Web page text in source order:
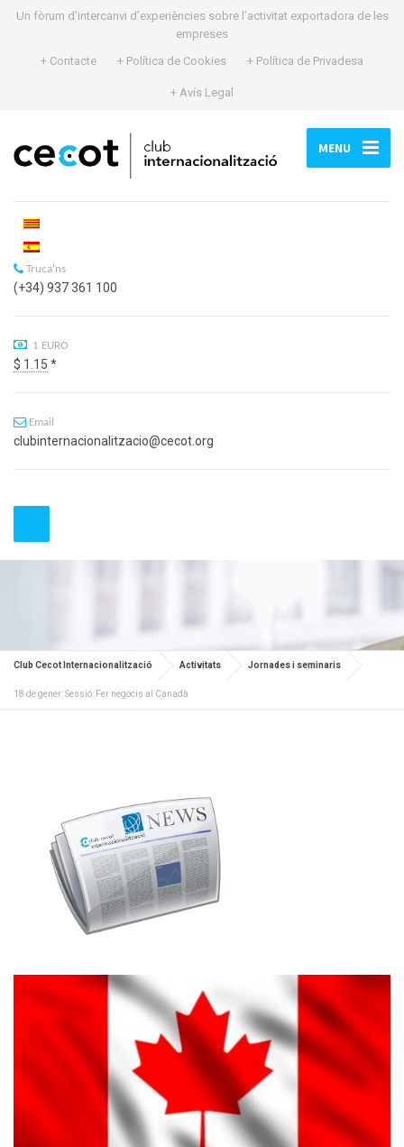
Un fòrum d’intercanvi d’experiències sobre l’activitat exportadora de les
empreses
+ Contacte
+ Política de Cookies + Política de Privadesa
+ Avís Legal
MENU
Truca'ns
(+34) 937 361 100
1 EURO
$ 1.15 *
Email
clubinternacionalitzacio@cecot.org
Club Cecot Internacionalització Activitats Jornades i seminaris
18 de gener: Sessió: Fer negocis al Canadà